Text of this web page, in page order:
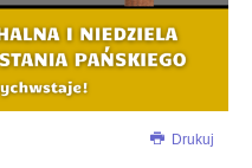
Drukuj